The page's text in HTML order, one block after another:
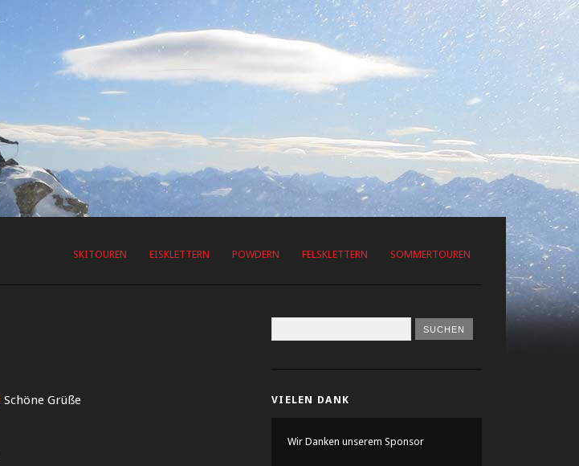
SKITOUREN EISKLETTERN POWDERN FELSKLETTERN SOMMERTOUREN
Schöne Grüße
VIELEN DANK
Wir Danken unserem Sponsor